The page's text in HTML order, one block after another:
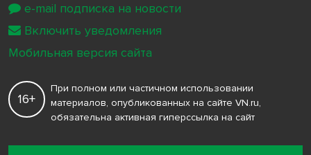
16+
При полном или частичном использовании
материалов, опубликованных на сайте VN.ru,
обязательна активная гиперссылка на сайт
e-mail подписка на новости
Включить уведомления
Мобильная версия сайта